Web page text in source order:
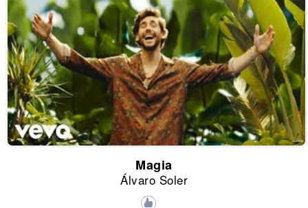
Magia
Álvaro Soler